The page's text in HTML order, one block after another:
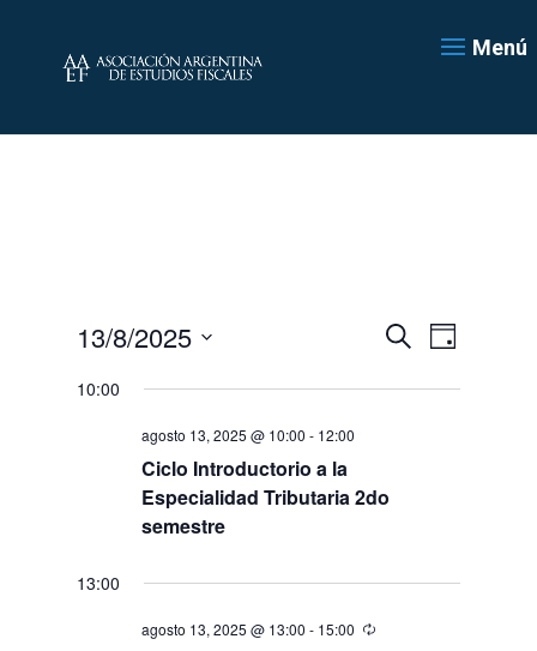
Menú
Navegación
de
búsqueda
Eventos
de
de
Día
13/8/2025
fecha.
10:00
agosto 13, 2025 @ 10:00 - 12:00
Ciclo Introductorio a la
Especialidad Tributaria 2do
semestre
13:00
agosto 13, 2025 @ 13:00 - 15:00